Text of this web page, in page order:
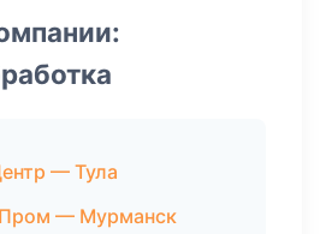
— Тула
— Мурманск